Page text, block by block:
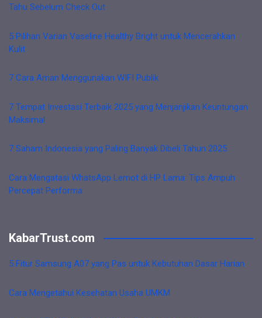
Tahu Sebelum Check Out
5 Pilihan Varian Vaseline Healthy Bright untuk Mencerahkan
Kulit
7 Cara Aman Menggunakan WIFI Publik
7 Tempat Investasi Terbaik 2025 yang Menjanjikan Keuntungan
Maksimal
7 Saham Indonesia yang Paling Banyak Dibeli Tahun 2025
Cara Mengatasi WhatsApp Lemot di HP Lama: Tips Ampuh
Percepat Performa
KabarTrust.com
5 Fitur Samsung A07 yang Pas untuk Kebutuhan Dasar Harian
Cara Mengetahui Kesehatan Usaha UMKM